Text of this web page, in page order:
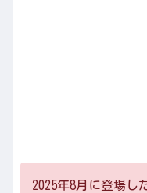
2025年8月に登場し